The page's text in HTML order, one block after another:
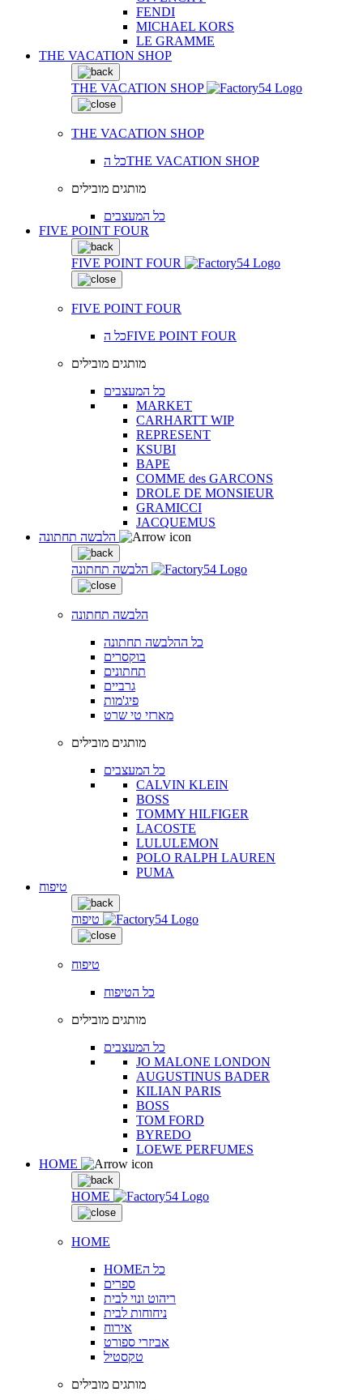
FENDI
MICHAEL KORS
LE GRAMME
THE VACATION SHOP
THE VACATION SHOP
THE VACATION SHOP
כל הTHE VACATION SHOP
מותגים מובילים
כל המעצבים
FIVE POINT FOUR
FIVE POINT FOUR
FIVE POINT FOUR
כל הFIVE POINT FOUR
מותגים מובילים
כל המעצבים
MARKET
CARHARTT WIP
REPRESENT
KSUBI
BAPE
COMME des GARCONS
DROLE DE MONSIEUR
GRAMICCI
JACQUEMUS
הלבשה תחתונה
הלבשה תחתונה
כל ההלבשה תחתונה
בוקסרים
תחתונים
גרביים
פיג'מות
מארזי טי שרט
מותגים מובילים
כל המעצבים
CALVIN KLEIN
BOSS
TOMMY HILFIGER
LACOSTE
LULULEMON
POLO RALPH LAUREN
PUMA
טיפוח
טיפוח
טיפוח
כל הטיפוח
מותגים מובילים
כל המעצבים
JO MALONE LONDON
AUGUSTINUS BADER
KILIAN PARIS
BOSS
TOM FORD
BYREDO
LOEWE PERFUMES
HOME
HOME
HOME
HOMEכל ה
ספרים
ריהוט ונוי לבית
ניחוחות לבית
אירוח
אביזרי ספורט
טקסטיל
מותגים מובילים